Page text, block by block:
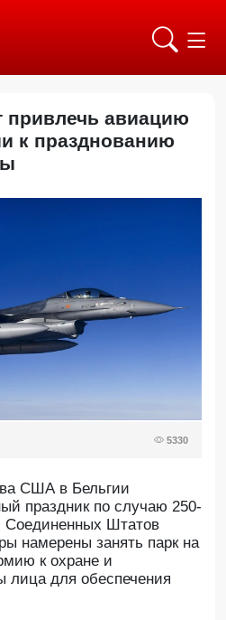
авиацию
к празднованию
5330
США в Бельгии
праздник по случаю 250-
Соединенных Штатов
намерены занять парк на
к охране и
лица для обеспечения